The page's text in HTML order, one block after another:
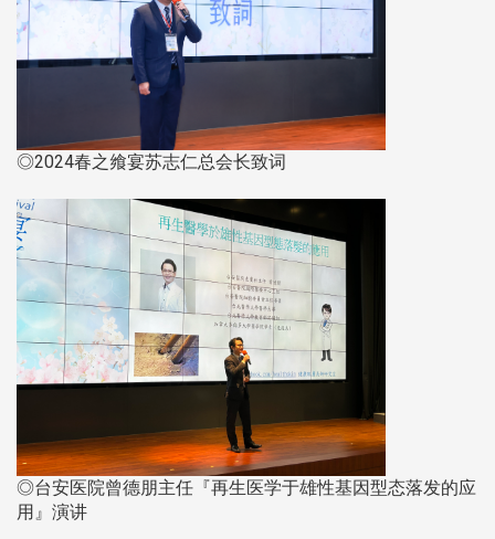
◎2024春之飨宴苏志仁总会长致词
◎台安医院曾德朋主任『再生医学于雄性基因型态落发的应
用』演讲